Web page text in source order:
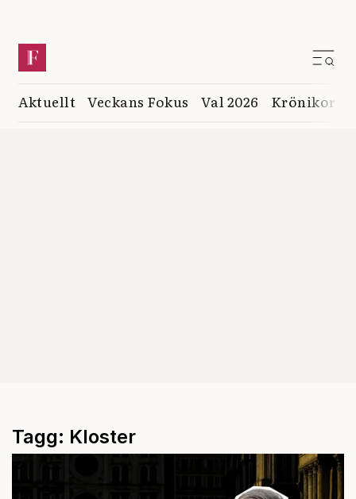
Aktuellt Veckans Fokus Val 2026 Krönikor
Tagg: Kloster